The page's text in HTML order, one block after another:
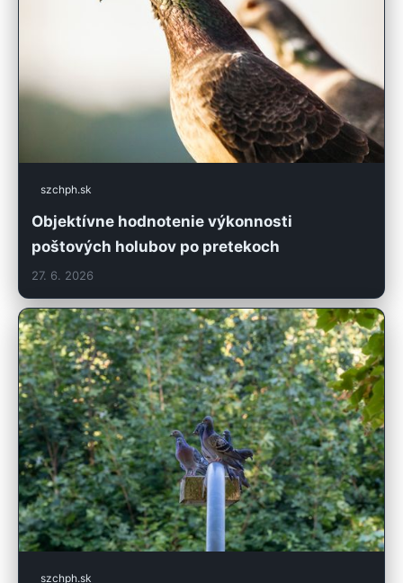
szchph.sk
Objektívne hodnotenie výkonnosti
poštových holubov po pretekoch
27. 6. 2026
szchph.sk